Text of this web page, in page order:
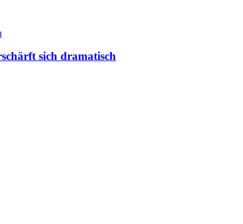
sich dramatisch